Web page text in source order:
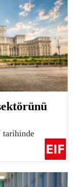
tarihinde